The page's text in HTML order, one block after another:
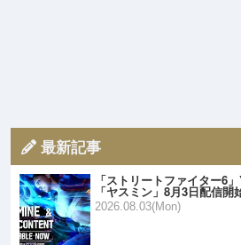
最新記事
「ストリートファイター6
「ヤスミン」8月3日配信
2026.08.03(Mon)